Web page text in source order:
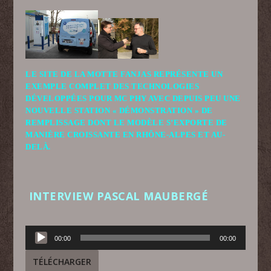
LE SITE DE LA MOTTE FANJAS REPRÉSENTE UN
EXEMPLE COMPLET DES TECHNOLOGIES
DÉVELOPPÉES POUR MC PHY AVEC DEPUIS PEU UNE
NOUVELLE STATION « DÉMONSTRATION » DE
REMPLISSAGE DONT LE MODÈLE S’EXPORTE DE
MANIÈRE CROISSANTE EN RHÔNE-ALPES ET AU-
DELÀ.
INTERVIEW PASCAL MAUBERGÉ
Lecteur
audio
00:00 00:00
TÉLÉCHARGER